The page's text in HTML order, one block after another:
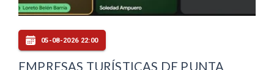
05-08-2026 22:00
EMPRESAS TURÍSTICAS DE PUNTA